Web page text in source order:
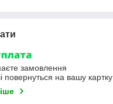
замовлення
повернуться на вашу картку